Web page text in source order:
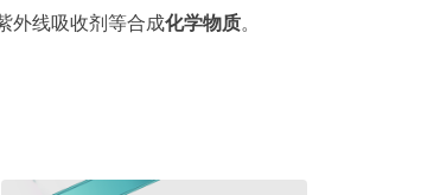
外线吸收剂等合成化学物质。